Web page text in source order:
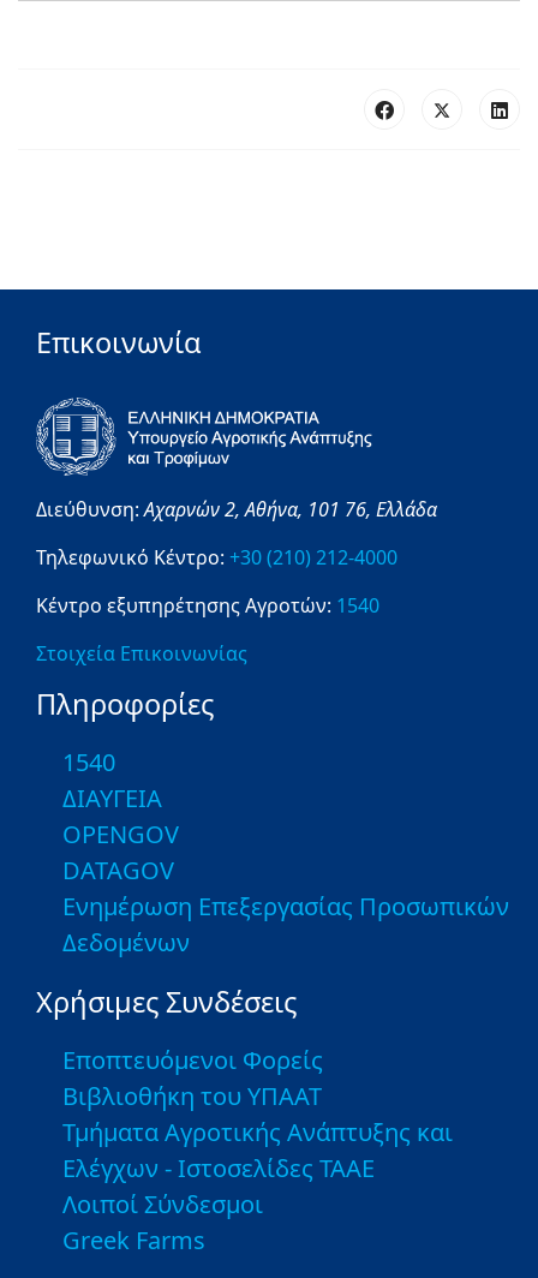
Επικοινωνία
Διεύθυνση:Αχαρνών 2,Αθήνα, 101 76, Ελλάδα
Τηλεφωνικό Κέντρο: +30 (210) 212-4000
Κέντρο εξυπηρέτησης Αγροτών: 1540
Στοιχεία Επικοινωνίας
Πληροφορίες
1540
ΔΙΑΥΓΕΙΑ
OPENGOV
DATAGOV
Ενημέρωση Επεξεργασίας Προσωπικών
Δεδομένων
Χρήσιμες Συνδέσεις
Εποπτευόμενοι Φορείς
Βιβλιοθήκη του ΥΠΑΑΤ
Τμήματα Αγροτικής Ανάπτυξης και
Ελέγχων - Ιστοσελίδες ΤΑΑΕ
Λοιποί Σύνδεσμοι
Greek Farms